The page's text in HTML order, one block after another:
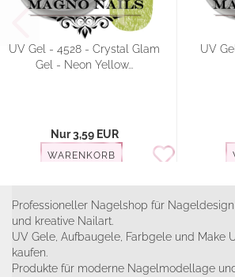
UV Gel - 4528 - Crystal Glam
Gel - Neon Yellow...
Nur 3,59 EUR
WARENKORB
UV
Professioneller Nagelshop für
und kreative Nailart.
UV Gele, Aufbaugele, Farbgele und Make
kaufen.
Produkte für moderne Nagelmodellage